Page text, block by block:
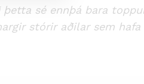
sé ennþá bara
stórir aðilar sem hafa